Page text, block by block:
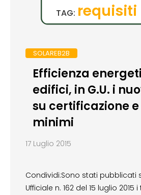
TAG:
SOLAREB2B
Efficienza
edifici, in G.U. i
su certificazione
minimi
17 Luglio 2015
Condividi:Sono stati pubblicati
Ufficiale n. 162 del 15 luglio 2015